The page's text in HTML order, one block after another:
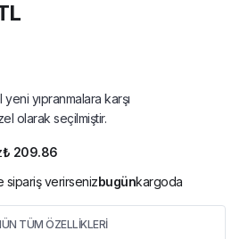
yıpranmalara karşı
olarak seçilmiştir.
₺ 209.86
sipariş verirsenizbugünkargoda
TÜM ÖZELLİKLERİ